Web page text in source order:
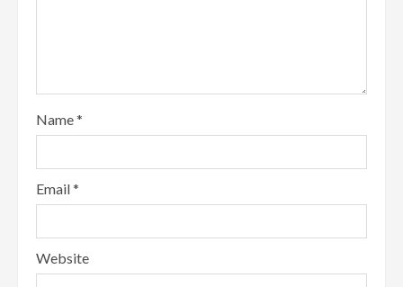
Name*
Email*
Website